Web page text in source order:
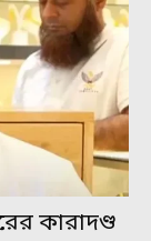
কারাদণ্ড